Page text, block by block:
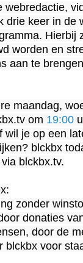
webredactie,
drie keer in de
Hierbij
worden en
aan te
maandag,
om 19:00
wil je op een
blckbx
blckbx.tv.
zonder
donaties
door de
blckbx voor